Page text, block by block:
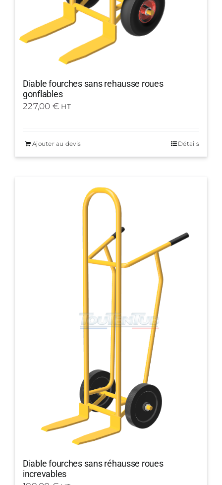
Diable fourches sans rehausse roues
gonflables
227,00 € HT
Ajouter au devis Détails
Diable fourches sans réhausse roues
increvables